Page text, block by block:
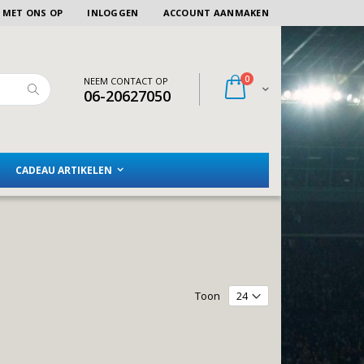
ONS OP INLOGGEN ACCOUNT AANMAKEN
Winkelwagen
0artikelen
NEEM CONTACT OP
06-20627050
CADEAU ARTIKELEN
Toon